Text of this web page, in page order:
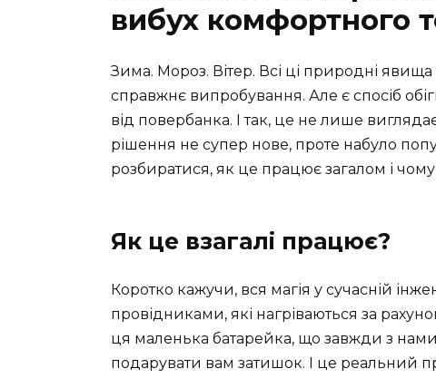
вибух комфортного
Зима. Мороз. Вітер. Всі ці природні
справжнє випробування. Але є спосіб
від повербанка. І так, це не лише
рішення не супер нове, проте набуло
розбиратися, як це працює загалом і
Як це взагалі працює?
Коротко кажучи, вся магія у сучасній
провідниками, які нагріваються за
ця маленька батарейка, що завжди з
подарувати вам затишок. І це реальний